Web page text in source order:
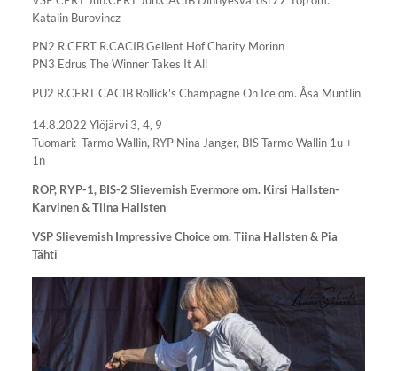
Katalin Burovincz
PN2 R.CERT R.CACIB Gellent Hof Charity Morinn
PN3 Edrus The Winner Takes It All
PU2 R.CERT CACIB Rollick's Champagne On Ice om. Åsa Muntlin
14.8.2022 Ylöjärvi 3, 4, 9
Tuomari: Tarmo Wallin, RYP Nina Janger, BIS Tarmo Wallin 1u +
1n
ROP, RYP-1, BIS-2 Slievemish Evermore om. Kirsi Hallsten-
Karvinen & Tiina Hallsten
VSP Slievemish Impressive Choice om. Tiina Hallsten & Pia
Tähti